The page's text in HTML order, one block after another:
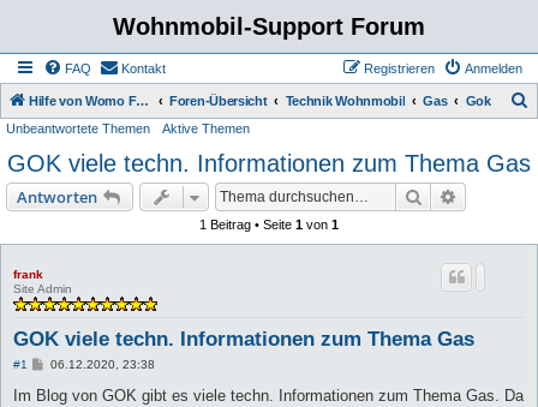
Wohnmobil-Support Forum
FAQ Kontakt Anmelden
Registrieren
Hilfe von Womo Fans für Womo Besitzer Foren-Übersicht Technik Wohnmobil Gas Gok
Unbeantwortete Themen Aktive Themen
GOK viele techn. Informationen zum Thema Gas
Antworten Suche
1 Beitrag • Seite 1 von 1
frank
Site Admin
GOK viele techn. Informationen zum Thema Gas
#1
B
i
06.12.2020, 23:38
Im Blog von GOK gibt es viele techn. Informationen zum Thema Gas. Da